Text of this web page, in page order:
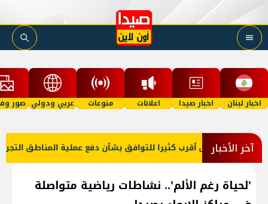
اخبار لبنان اخبار صيدا اعلانات منوعات عربي ودولي صور
آخر الأخبار
أقرب كثيرا للتوافق بشأن دفع عملية المناطق التجريبية وتوسيعها
'لحياة رغم الألم'.. نشاطات رياضية متواصلة